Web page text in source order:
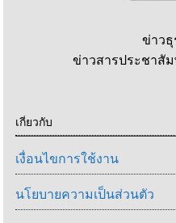
ข่าวธุ
ข่าวสารประชาสั
เกี่ยวกับ
เงื่อนไขการใช้งาน
นโยบายความเป็นส่วนตัว